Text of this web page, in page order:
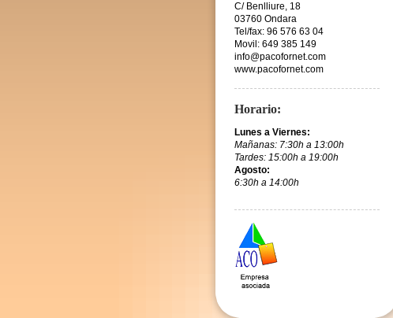
C/ Benlliure, 18
03760 Ondara
Tel/fax: 96 576 63 04
Movil: 649 385 149
info@pacofornet.com
www.pacofornet.com
Horario:
Lunes a Viernes:
Mañanas: 7:30h a 13:00h
Tardes: 15:00h a 19:00h
Agosto:
6:30h a 14:00h